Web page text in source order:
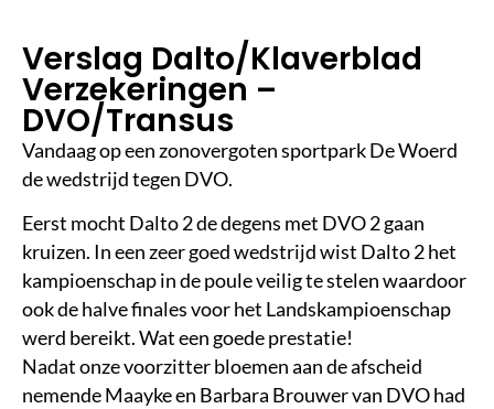
Verslag Dalto/Klaverblad
Verzekeringen –
DVO/Transus
Vandaag op een zonovergoten sportpark De Woerd
de wedstrijd tegen DVO.
Eerst mocht Dalto 2 de degens met DVO 2 gaan
kruizen. In een zeer goed wedstrijd wist Dalto 2 het
kampioenschap in de poule veilig te stelen waardoor
ook de halve finales voor het Landskampioenschap
werd bereikt. Wat een goede prestatie!
Nadat onze voorzitter bloemen aan de afscheid
nemende Maayke en Barbara Brouwer van DVO had